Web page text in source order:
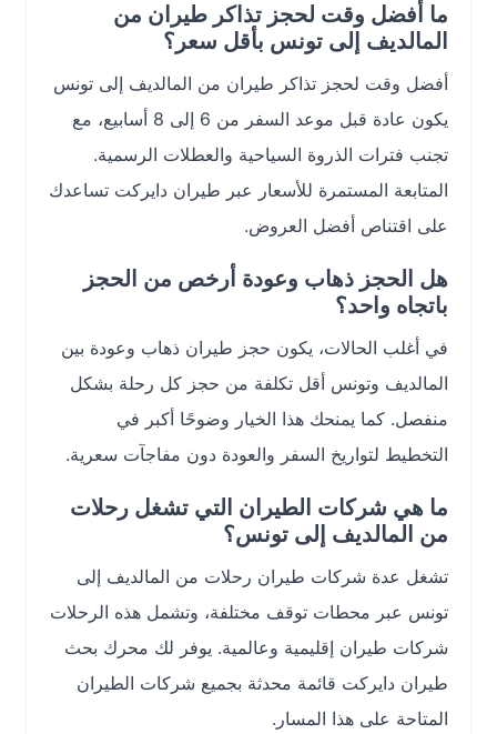
ما أفضل وقت لحجز تذاكر طيران من
المالديف إلى تونس بأقل سعر؟
أفضل وقت لحجز تذاكر طيران من المالديف إلى تونس
يكون عادة قبل موعد السفر من 6 إلى 8 أسابيع، مع
تجنب فترات الذروة السياحية والعطلات الرسمية.
المتابعة المستمرة للأسعار عبر طيران دايركت تساعدك
على اقتناص أفضل العروض.
هل الحجز ذهاب وعودة أرخص من الحجز
باتجاه واحد؟
في أغلب الحالات، يكون حجز طيران ذهاب وعودة بين
المالديف وتونس أقل تكلفة من حجز كل رحلة بشكل
منفصل. كما يمنحك هذا الخيار وضوحًا أكبر في
التخطيط لتواريخ السفر والعودة دون مفاجآت سعرية.
ما هي شركات الطيران التي تشغل رحلات
من المالديف إلى تونس؟
تشغل عدة شركات طيران رحلات من المالديف إلى
تونس عبر محطات توقف مختلفة، وتشمل هذه الرحلات
شركات طيران إقليمية وعالمية. يوفر لك محرك بحث
طيران دايركت قائمة محدثة بجميع شركات الطيران
المتاحة على هذا المسار.